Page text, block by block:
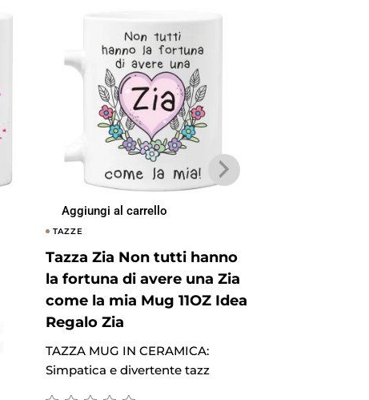
Aggiungi al carrello
TAZZE
Tazza Zia Non tutti hanno
la fortuna di avere una Zia
come la mia Mug 11OZ Idea
Regalo Zia
TAZZA MUG IN CERAMICA:
Simpatica e divertente tazz